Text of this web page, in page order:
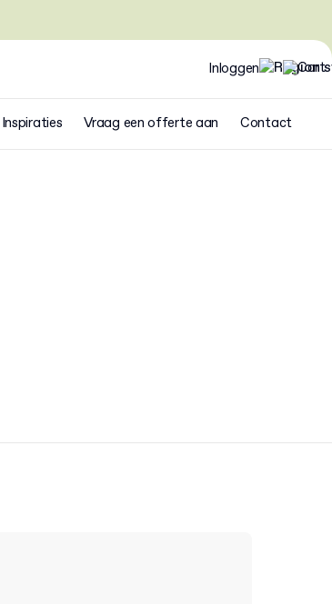
Inloggen
Inspiraties Vraag een offerte aan Contact